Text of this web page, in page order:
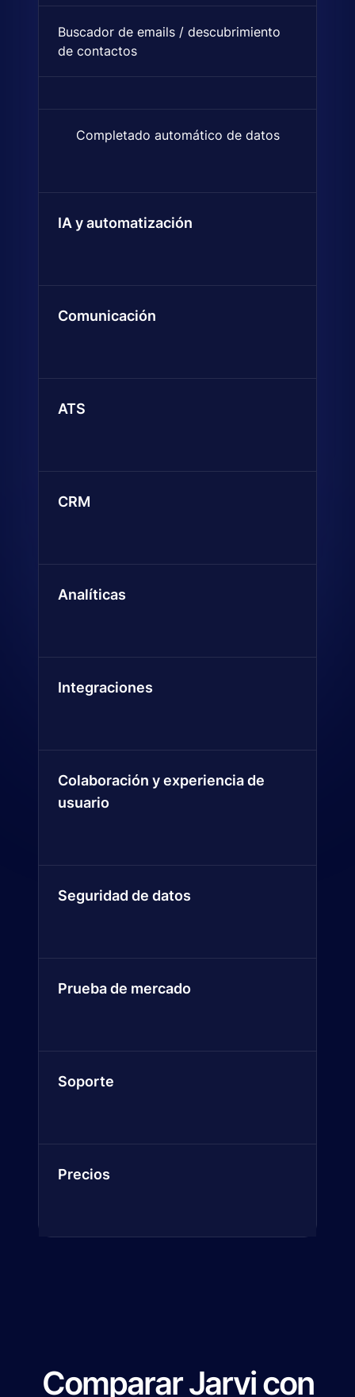
Buscador de emails / descubrimiento
de contactos
Completado automático de datos
Encuentra y añade
IA y automatización
Comunicación
ATS
CRM
Analíticas
Integraciones
Colaboración y experiencia de
usuario
Seguridad de datos
Prueba de mercado
Soporte
Precios
Comparar Jarvi con